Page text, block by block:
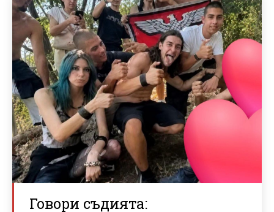
Говори съдията: